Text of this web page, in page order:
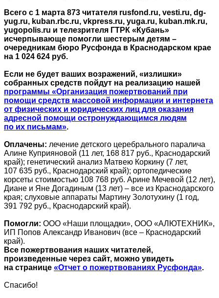
Всего с 1 марта 873 читателя rusfond.ru, vesti.ru, dg-
yug.ru, kuban.rbc.ru, vkpress.ru, yuga.ru, kuban.mk.ru,
yugopolis.ru и телезрителя ГТРК «Кубань»
исчерпывающе помогли шестерым детям –
очередникам бюро Русфонда в Краснодарском крае
на 1 024 624 руб.
Если не будет ваших возражений, «излишки»
собранных средств пойдут на реализацию нашей
программы «Организация пожертвований при
помощи средств массовой информации и интернета
от физических и юридических лиц для оказания
адресной помощи остронуждающимся людям
по их письмам».
Оплачены: лечение детского церебрального паралича
Алине Куприяновой (11 лет, 168 817 руб., Краснодарский
край); генетический анализ Матвею Коркину (7 лет,
107 635 руб., Краснодарский край); ортопедические
корсеты стоимостью 108 768 руб. Арине Мечевой (12 лет),
Диане и Яне Догадиным (13 лет) – все из Краснодарского
края; слуховые аппараты Мартину Золотухину (1 год,
391 792 руб., Краснодарский край).
Помогли: ООО «Наши площадки», ООО «АЛЮТЕХНИК»,
ИП Попов Александр Иванович (все – Краснодарский
край).
Все пожертвования наших читателей,
произведенные через сайт, можно увидеть
на странице «Отчет о пожертвованиях Русфонда».
Спасибо!